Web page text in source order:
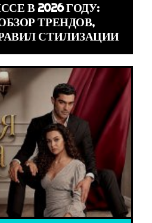
В 2026 ГОДУ:
ТРЕНДОВ,
СТИЛИЗАЦИИ